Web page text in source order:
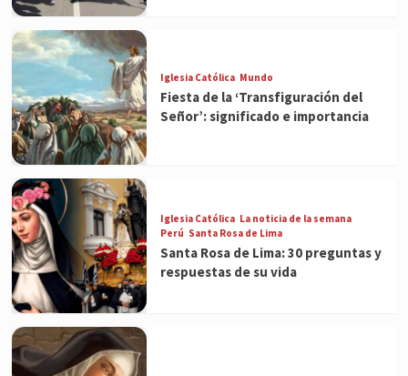
Iglesia Católica Mundo
Fiesta de la ‘Transfiguración del
Señor’: significado e importancia
Iglesia Católica La noticia de la semana
Perú Santa Rosa de Lima
Santa Rosa de Lima: 30 preguntas y
respuestas de su vida